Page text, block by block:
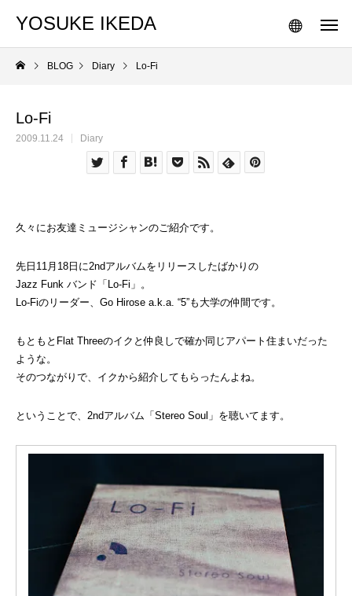
YOSUKE IKEDA
BLOG Diary Lo-Fi
Lo-Fi
2009.11.24 Diary
久々にお友達ミュージシャンのご紹介です。
先日11月18日に2ndアルバムをリリースしたばかりの
Jazz Funk バンド「Lo-Fi」。
Lo-Fiのリーダー、Go Hirose a.k.a. “5”も大学の仲間です。
もともとFlat Threeのイクと仲良しで確か同じアパート住まいだった
ような。
そのつながりで、イクから紹介してもらったんよね。
ということで、2ndアルバム「Stereo Soul」を聴いてます。